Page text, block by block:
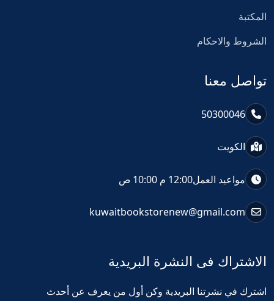
المكتبة
الشروط والاحكام
تواصل معنا
50300046
الكويت
مواعيد العمل12:00 م 10:00 ص
kuwaitbookstorenew@gmail.com
الاشتراك فى النشرة البريدية
اشترك في نشرتنا البريدية وكن أول من يعرف عن أحدث